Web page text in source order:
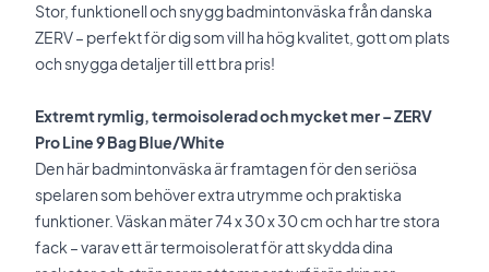
Stor, funktionell och snygg badmintonväska från danska
ZERV – perfekt för dig som vill ha hög kvalitet, gott om plats
och snygga detaljer till ett bra pris!
Extremt rymlig, termoisolerad och mycket mer – ZERV
Pro Line 9 Bag Blue/White
Den här badmintonväska är framtagen för den seriösa
spelaren som behöver extra utrymme och praktiska
funktioner. Väskan mäter 74 x 30 x 30 cm och har tre stora
fack – varav ett är termoisolerat för att skydda dina